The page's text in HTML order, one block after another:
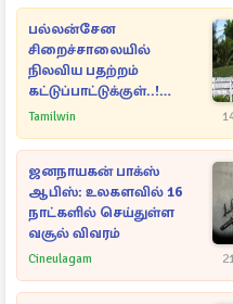
பல்லன்சேன
சிறைச்சாலையில்
நிலவிய பதற்றம்
கட்டுப்பாட்டுக்குள்..!
அதிரடியாக களமிறங்கிய
Tamilwin
ஜனநாயகன் பாக்ஸ்
ஆபிஸ்: உலகளவில் 16
நாட்களில் செய்துள்ள
வசூல் விவரம்
Cineulagam